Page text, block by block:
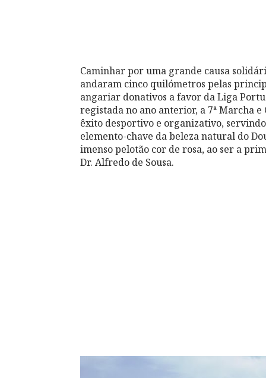
Caminhar por uma grande causa
andaram cinco quilómetros pelas
angariar donativos a favor da Liga
registada no ano anterior, a 7ª Marcha
êxito desportivo e organizativo,
elemento-chave da beleza natural do
imenso pelotão cor de rosa, ao ser a
Dr. Alfredo de Sousa.